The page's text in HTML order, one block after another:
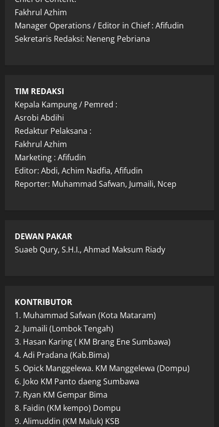
Fakhrul Azhim
Manager Operations / Editor in Chief : Afifudin
Sekretaris Redaksi: Neneng Pebriana
TIM REDAKSI
Kepala Kampung / Pemred :
Asrobi Abdihi
Redaktur Pelaksana :
Fakhrul Azhim
Marketing : Afifudin
Editor: Abdi, Achim Nadfia, Afifudin
Reporter: Muhammad Safwan, Jumaili, Ncep
DEWAN PAKAR
Suaeb Qury, S.H.I., Ahmad Maksum Riady
KONTRIBUTOR
1. Muhammad Safwan (Kota Mataram)
2. Jumaili (Lombok Tengah)
3. Hasan Karing ( KM Brang Ene Sumbawa)
4. Adi Pradana (Kab.Bima)
5. Opick Manggelewa. KM Manggelewa (Dompu)
6. Joko KM Panto daeng Sumbawa
7. Ryan KM Gempar Bima
8. Faidin (KM kempo) Dompu
9. Alimuddin (KM Maluk) KSB